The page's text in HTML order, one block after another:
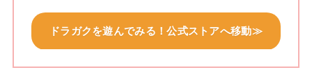
ドラガクを遊んでみる！公式ストアへ移動≫